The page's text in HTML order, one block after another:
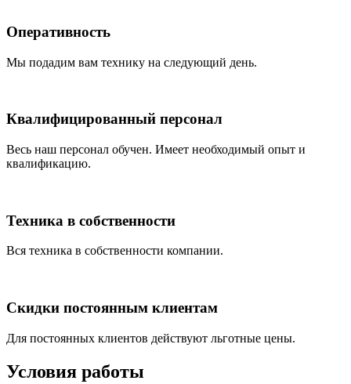
Оперативность
Мы подадим вам технику на следующий день.
Квалифицированный персонал
Весь наш персонал обучен. Имеет необходимый опыт и
квалификацию.
Техника в собственности
Вся техника в собственности компании.
Скидки постоянным клиентам
Для постоянных клиентов действуют льготные цены.
Условия работы